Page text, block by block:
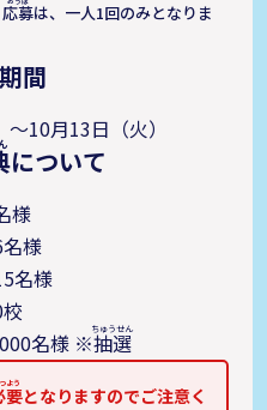
応募は、一人1回のみとなりま
期間
10月13日（火）
について
様
様
名様
名様 ※抽選
要となりますのでご注意く